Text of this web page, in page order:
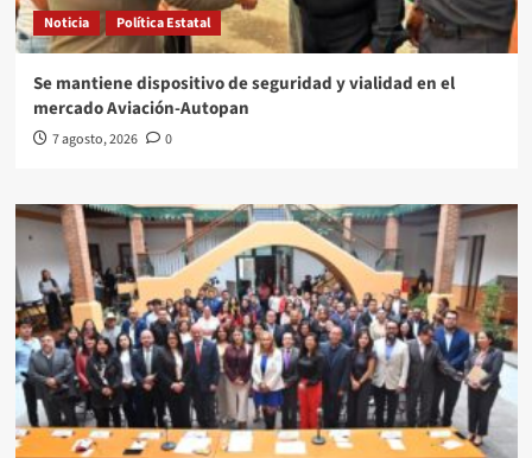
Noticia Política Estatal
Se mantiene dispositivo de seguridad y vialidad en el
mercado Aviación-Autopan
7 agosto, 2026 0